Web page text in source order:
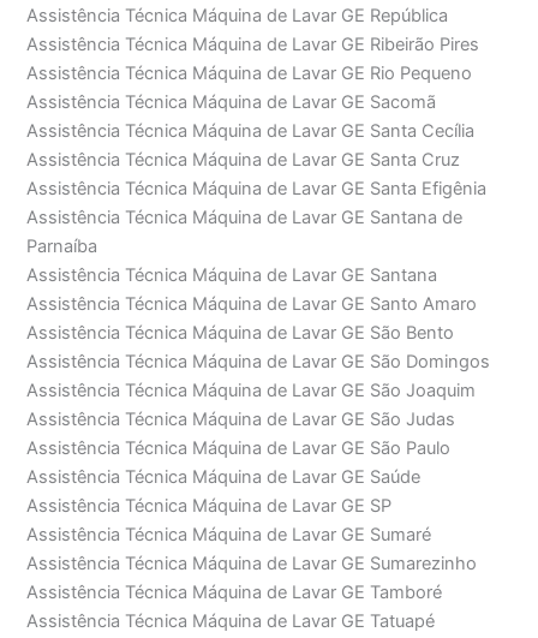
Assistência Técnica Máquina de Lavar GE República
Assistência Técnica Máquina de Lavar GE Ribeirão Pires
Assistência Técnica Máquina de Lavar GE Rio Pequeno
Assistência Técnica Máquina de Lavar GE Sacomã
Assistência Técnica Máquina de Lavar GE Santa Cecília
Assistência Técnica Máquina de Lavar GE Santa Cruz
Assistência Técnica Máquina de Lavar GE Santa Efigênia
Assistência Técnica Máquina de Lavar GE Santana de
Parnaíba
Assistência Técnica Máquina de Lavar GE Santana
Assistência Técnica Máquina de Lavar GE Santo Amaro
Assistência Técnica Máquina de Lavar GE São Bento
Assistência Técnica Máquina de Lavar GE São Domingos
Assistência Técnica Máquina de Lavar GE São Joaquim
Assistência Técnica Máquina de Lavar GE São Judas
Assistência Técnica Máquina de Lavar GE São Paulo
Assistência Técnica Máquina de Lavar GE Saúde
Assistência Técnica Máquina de Lavar GE SP
Assistência Técnica Máquina de Lavar GE Sumaré
Assistência Técnica Máquina de Lavar GE Sumarezinho
Assistência Técnica Máquina de Lavar GE Tamboré
Assistência Técnica Máquina de Lavar GE Tatuapé